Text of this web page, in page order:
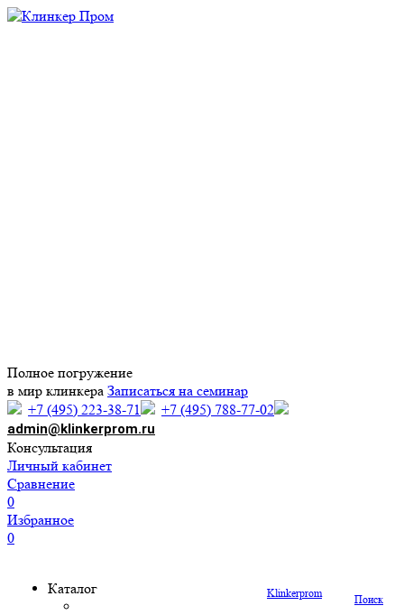
Полное погружение
в мир клинкера Записаться на семинар
+7 (495) 223-38-71
+7 (495) 788-77-02
admin@klinkerprom.ru
Консультация
Личный кабинет
Сравнение
0
Избранное
0
Поиск
Klinkerprom
Каталог